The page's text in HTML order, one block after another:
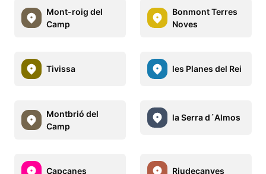
Mont-roig del
Camp
Bonmont Terres
Noves
Tivissa les Planes del Rei
Montbrió del
Camp
la Serra d´Almos
Capçanes Riudecanyes